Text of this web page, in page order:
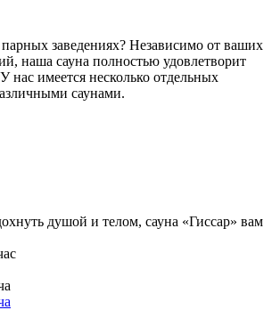
заведениях? Независимо от ваших
наша сауна полностью удовлетворит
нас имеется несколько отдельных
саунами.
душой и телом, сауна «Гиссар» вам